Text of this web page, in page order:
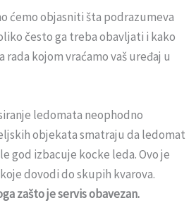
ćemo objasniti šta podrazumeva
često ga treba obavljati i kako
rada kojom vraćamo vaš uređaj u
ledomata neophodno
objekata smatraju da ledomat
god izbacuje kocke leda. Ovo je
dovodi do skupih kvarova.
zašto je servis obavezan.